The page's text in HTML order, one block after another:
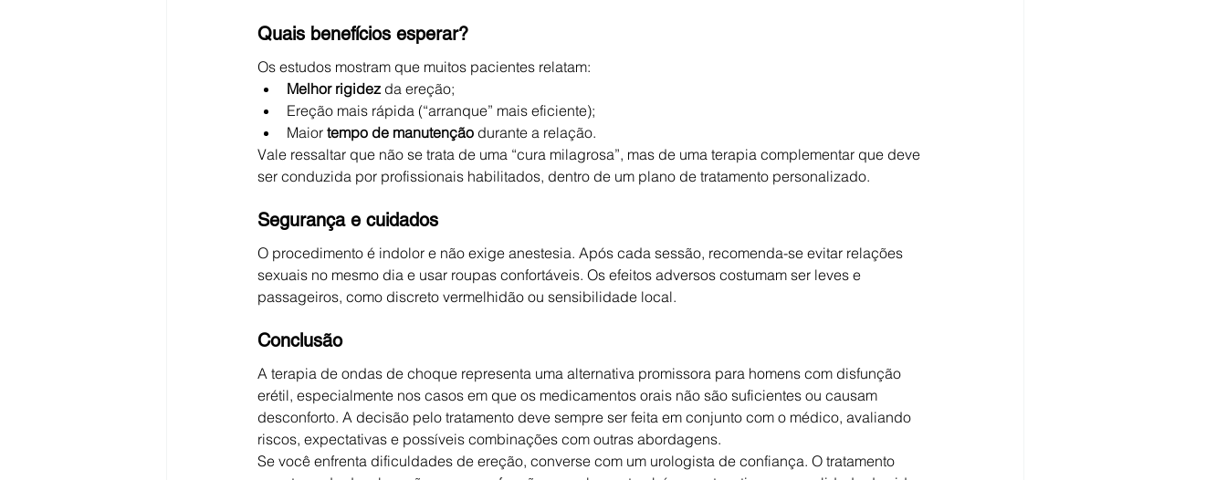
Quais benefícios esperar?
Os estudos mostram que muitos pacientes relatam:
Melhor rigidez da ereção;
Ereção mais rápida (“arranque” mais eficiente);
Maior tempo de manutenção durante a relação.
Vale ressaltar que não se trata de uma “cura milagrosa”, mas de uma terapia complementar que deve
ser conduzida por profissionais habilitados, dentro de um plano de tratamento personalizado.
Segurança e cuidados
O procedimento é indolor e não exige anestesia. Após cada sessão, recomenda-se evitar relações
sexuais no mesmo dia e usar roupas confortáveis. Os efeitos adversos costumam ser leves e
passageiros, como discreto vermelhidão ou sensibilidade local.
Conclusão
A terapia de ondas de choque representa uma alternativa promissora para homens com disfunção
erétil, especialmente nos casos em que os medicamentos orais não são suficientes ou causam
desconforto. A decisão pelo tratamento deve sempre ser feita em conjunto com o médico, avaliando
riscos, expectativas e possíveis combinações com outras abordagens.
Se você enfrenta dificuldades de ereção, converse com um urologista de confiança. O tratamento